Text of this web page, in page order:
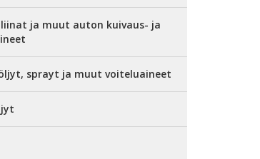
ja muut auton kuivaus- ja
sprayt ja muut voiteluaineet